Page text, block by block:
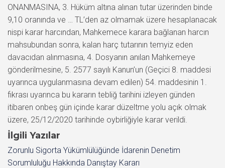
ONANMASINA, 3. Hüküm altına alınan tutar üzerinden binde
9,10 oranında ve … TL’den az olmamak üzere hesaplanacak
nispi karar harcından, Mahkemece karara bağlanan harcın
mahsubundan sonra, kalan harç tutarının temyiz eden
davacıdan alınmasına, 4. Dosyanın anılan Mahkemeye
gönderilmesine, 5. 2577 sayılı Kanun’un (Geçici 8. maddesi
uyarınca uygulanmasına devam edilen) 54. maddesinin 1.
fıkrası uyarınca bu kararın tebliğ tarihini izleyen günden
itibaren onbeş gün içinde karar düzeltme yolu açık olmak
üzere, 25/12/2020 tarihinde oybirliğiyle karar verildi.
İlgili Yazılar
Zorunlu Sigorta Yükümlülüğünde İdarenin Denetim
Sorumluluğu Hakkında Danıştay Kararı